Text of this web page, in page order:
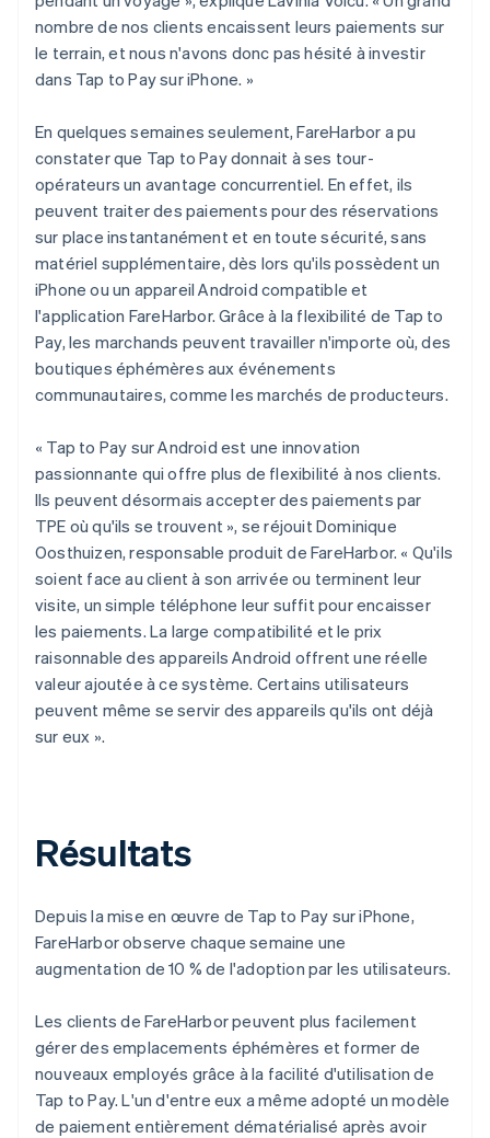
nombre de nos clients encaissent leurs paiements sur
le terrain, et nous n'avons donc pas hésité à investir
dans Tap to Pay sur iPhone. »
En quelques semaines seulement, FareHarbor a pu
constater que Tap to Pay donnait à ses tour-
opérateurs un avantage concurrentiel. En effet, ils
peuvent traiter des paiements pour des réservations
sur place instantanément et en toute sécurité, sans
matériel supplémentaire, dès lors qu'ils possèdent un
iPhone ou un appareil Android compatible et
l'application FareHarbor. Grâce à la flexibilité de Tap to
Pay, les marchands peuvent travailler n'importe où, des
boutiques éphémères aux événements
communautaires, comme les marchés de producteurs.
« Tap to Pay sur Android est une innovation
passionnante qui offre plus de flexibilité à nos clients.
Ils peuvent désormais accepter des paiements par
TPE où qu'ils se trouvent », se réjouit Dominique
Oosthuizen, responsable produit de FareHarbor. « Qu'ils
soient face au client à son arrivée ou terminent leur
visite, un simple téléphone leur suffit pour encaisser
les paiements. La large compatibilité et le prix
raisonnable des appareils Android offrent une réelle
valeur ajoutée à ce système. Certains utilisateurs
peuvent même se servir des appareils qu'ils ont déjà
sur eux ».
Résultats
Depuis la mise en œuvre de Tap to Pay sur iPhone,
FareHarbor observe chaque semaine une
augmentation de 10 % de l'adoption par les utilisateurs.
Les clients de FareHarbor peuvent plus facilement
gérer des emplacements éphémères et former de
nouveaux employés grâce à la facilité d'utilisation de
Tap to Pay. L'un d'entre eux a même adopté un modèle
de paiement entièrement dématérialisé après avoir